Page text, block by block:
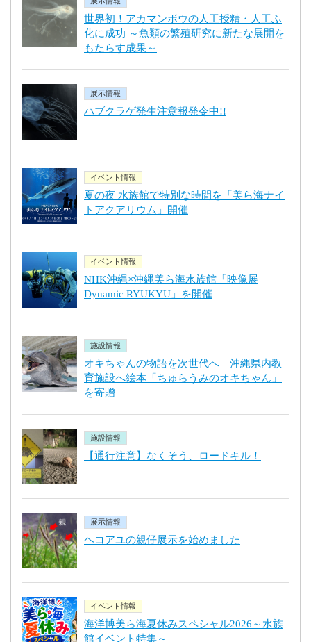
世界初！アカマンボウの人工授精・人工ふ
化に成功 ～魚類の繁殖研究に新たな展開を
もたらす成果～
展示情報
ハブクラゲ発生注意報発令中!!
イベント情報
夏の夜 水族館で特別な時間を「美ら海ナイ
トアクアリウム」開催
イベント情報
NHK沖縄×沖縄美ら海水族館「映像展
Dynamic RYUKYU」を開催
施設情報
オキちゃんの物語を次世代へ 沖縄県内教
育施設へ絵本「ちゅらうみのオキちゃん」
を寄贈
施設情報
【通行注意】なくそう、ロードキル！
展示情報
ヘコアユの親仔展示を始めました
イベント情報
海洋博美ら海夏休みスペシャル2026～水族
館イベント特集～